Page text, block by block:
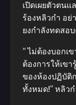
เปิดเผยตัวตนแ
ร้องหลิวกํา อย่
ยงกําลังทดสอ
“ ไม่ต้องบอกเ
ต้องการให้เขา
ของห้องปฏิบัติ
ทั้งหมด!” หลิว